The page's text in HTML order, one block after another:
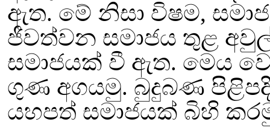
ඇත. මේ නිසා විෂම,
ජීවත්වන සමාජය තුළ
සමාජයක් වී ඇත. මෙය
ගුණ අගයමු. බුදුබණ
යහපත් සමාජයක් බිහි